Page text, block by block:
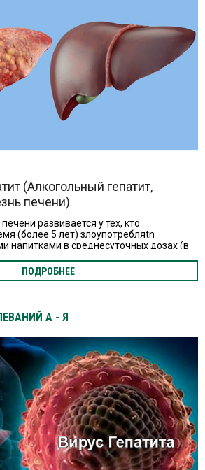
(Алкогольный гепатит,
печени)
развивается у тех, кто
(более 5 лет) злоупотребляtn
напитками в среднесуточных дозах (в
женщин. Это количество этилового
200 мл водки (крепостью 40%), 400-
ПОДРОБНЕЕ
А - Я